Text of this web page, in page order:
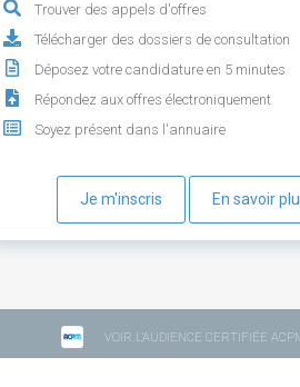
Trouver des appels d'offres
Télécharger des dossiers de consultation
Déposez votre candidature en 5 minutes
Répondez aux offres électroniquement
Soyez présent dans l'annuaire
Je m'inscris En savoir
VOIR L'AUDIENCE CERTIFIÉE